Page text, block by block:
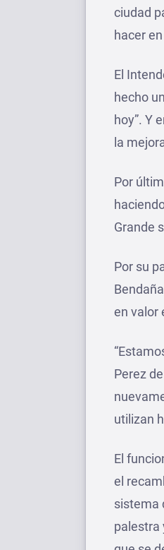
ciudad
hacer
El
hecho
hoy”. Y
la
Por
Grande
Por su
en valor
Perez
utilizan
El
el
sistema
palestra